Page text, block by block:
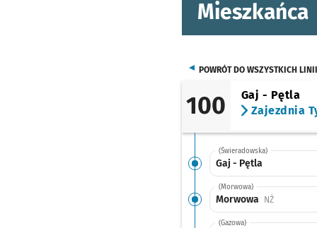
Mieszkańca
POWRÓT DO WSZYSTKICH LINII
100
Gaj - Pętla
Zajezdnia
(Świeradowska)
Gaj - Pętla
(Morwowa)
Morwowa NŻPrzystanek
(Gazowa)